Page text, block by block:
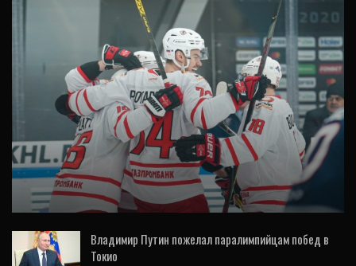
СПОРТ
Хоккей: «Автомобилист» одержал
уверенную победу над «Нефтехимиком»
Владимир Путин пожелал паралимпийцам побед в
Токио